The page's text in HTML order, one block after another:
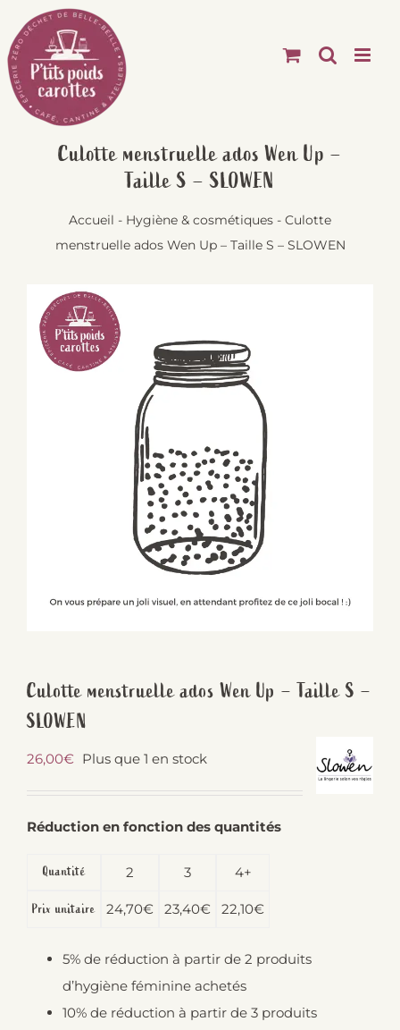
Passer
au
contenu
Culotte menstruelle ados Wen Up –
Taille S – SLOWEN
Accueil - Hygiène & cosmétiques - Culotte
menstruelle ados Wen Up – Taille S – SLOWEN
Culotte menstruelle ados Wen Up – Taille S –
SLOWEN
26,00€ Plus que 1 en stock
Réduction en fonction des quantités
Quantité 2 3 4+
Prix unitaire 24,70€ 23,40€ 22,10€
5% de réduction à partir de 2 produits
d’hygiène féminine achetés
10% de réduction à partir de 3 produits